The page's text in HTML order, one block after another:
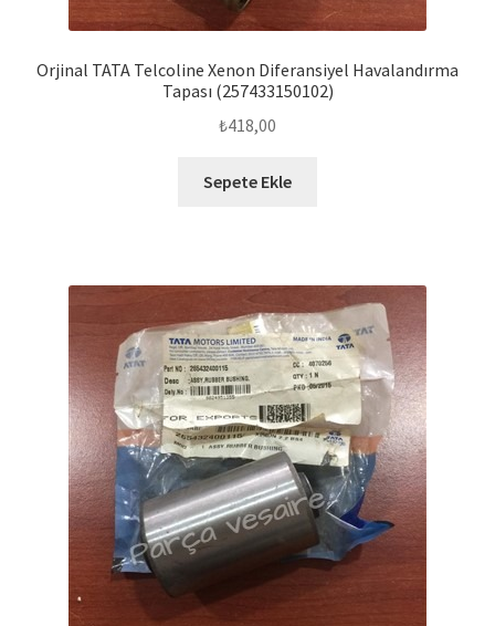
Orjinal TATA Telcoline Xenon Diferansiyel Havalandırma
Tapası (257433150102)
₺418,00
Sepete Ekle